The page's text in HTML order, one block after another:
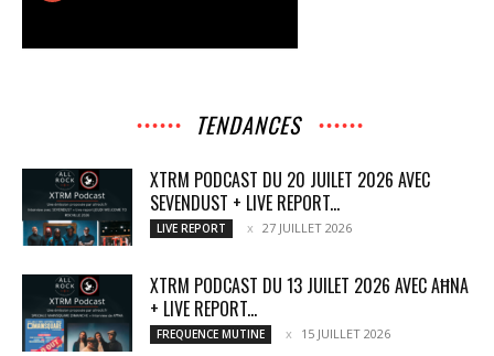
TENDANCES
XTRM PODCAST DU 20 JUILET 2026 AVEC
SEVENDUST + LIVE REPORT...
LIVE REPORT 27 JUILLET 2026
XTRM PODCAST DU 13 JUILET 2026 AVEC AĦNA
+ LIVE REPORT...
FREQUENCE MUTINE 15 JUILLET 2026